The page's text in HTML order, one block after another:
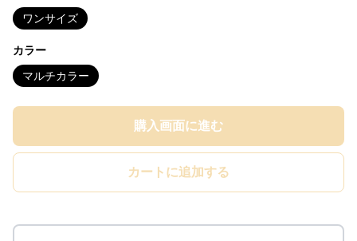
ワンサイズ
カラー
マルチカラー
購入画面に進む
カートに追加する